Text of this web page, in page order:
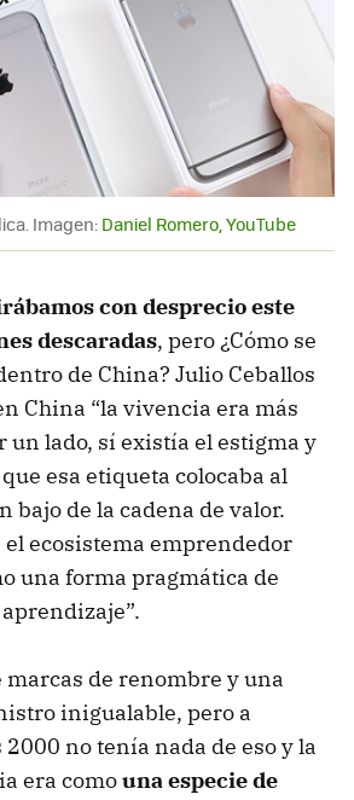
Imagen: Daniel Romero, YouTube
con desprecio este
descaradas, pero ¿Cómo se
de China? Julio Ceballos
China “la vivencia era más
un lado, sí existía el estigma y
esa etiqueta colocaba al
bajo de la cadena de valor.
el ecosistema emprendedor
una forma pragmática de
marcas de renombre y una
inigualable, pero a
no tenía nada de eso y la
era comouna especie de